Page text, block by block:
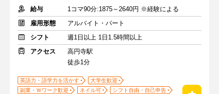
給与
1コマ90分:1875～2640円 ※経験による
雇用形態
アルバイト・パート
シフト
週1日以上 1日1.5時間以上
アクセス
高円寺駅
徒歩1分
英語力・語学力を活かす
大学生歓迎
副業・Ｗワーク歓迎
ネイル可
シフト自由・自己申告